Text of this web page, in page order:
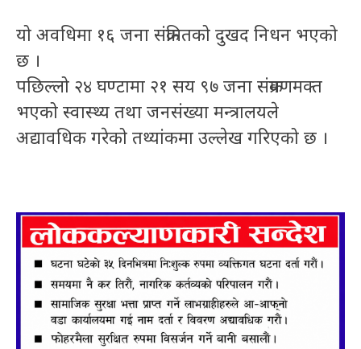
यो अवधिमा १६ जना संक्रमितको दुखद निधन भएको
छ ।
पछिल्लो २४ घण्टामा २१ सय ९७ जना संक्रमणमक्त
भएको स्वास्थ्य तथा जनसंख्या मन्त्रालयले
अद्यावधिक गरेको तथ्यांकमा उल्लेख गरिएको छ ।